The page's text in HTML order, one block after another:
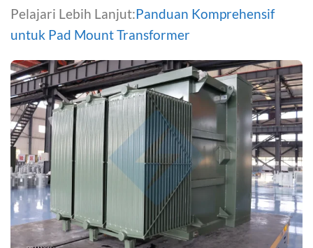
Pelajari Lebih Lanjut:Panduan Komprehensif
untuk Pad Mount Transformer